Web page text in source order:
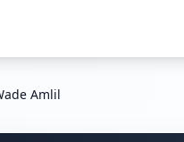
Amlil